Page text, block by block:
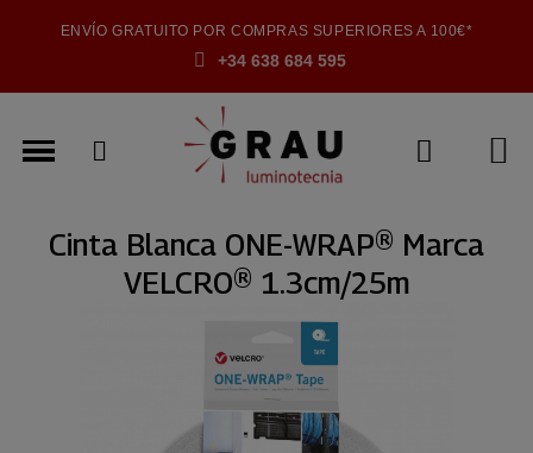
ENVÍO GRATUITO POR COMPRAS SUPERIORES A 100€*
+34 638 684 595
Cinta Blanca ONE-WRAP® Marca
VELCRO® 1.3cm/25m